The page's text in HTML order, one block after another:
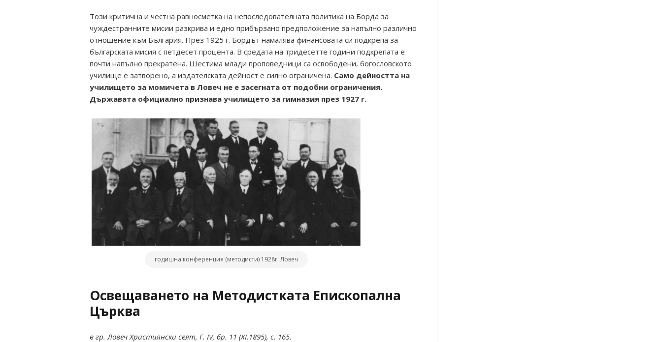
Този критична и честна равносметка на непоследователната политика на Борда за
чуждестранните мисии разкрива и едно прибързано предположение за напълно различно
отношение към България. През 1925 г. Бордът намалява финансовата си подкрепа за
българската мисия с петдесет процента. В средата на тридесетте години подкрепата е
почти напълно прекратена. Шестима млади проповедници са освободени, богословското
училище е затворено, а издателската дейност е силно ограничена. Само дейността на
училището за момичета в Ловеч не е засегната от подобни ограничения.
Държавата официално признава училището за гимназия през 1927 г.
годишна конференция (методисти) 1928г. Ловеч
Освещаването на Методистката Епископална
Църква
в гр. Ловеч Християнски сеят, Г. IV, бр. 11 (XI.1895), с. 165.